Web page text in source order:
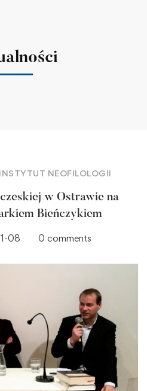
INSTYTUT NEOFILOLOGII
w Ostrawie na
Bieńczykiem
08 0 comments